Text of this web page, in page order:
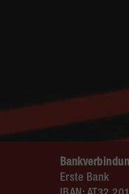
Erste Bank